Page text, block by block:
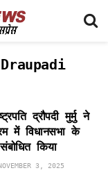
Draupadi
द्रौपदी मुर्मु ने
में विधानसभा के
किया
3, 2025